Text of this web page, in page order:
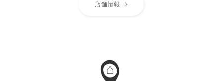
店舗情報